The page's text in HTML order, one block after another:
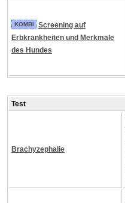
KOMBI
Screening auf
Erbkrankheiten und Merkmale
des Hundes
Test
Brachyzephalie